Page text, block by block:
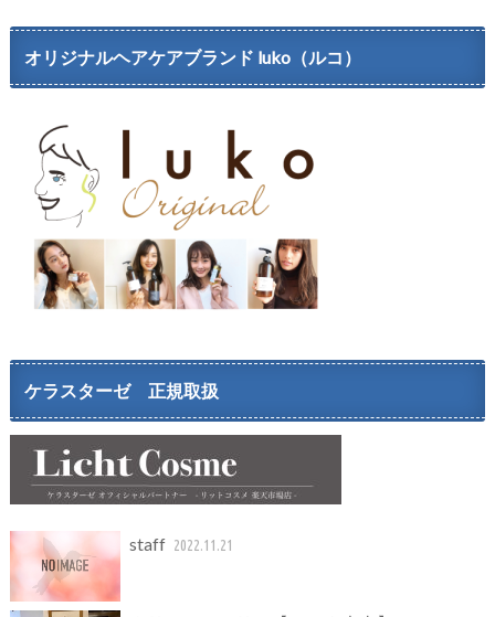
オリジナルヘアケアブランド luko（ルコ）
ケラスターゼ 正規取扱
staff 2022.11.21